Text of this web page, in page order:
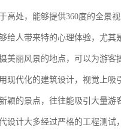
处，能够提供360度的全景
人带来特的心理体验，尤其
丽风景的地点，可以为游客
代化的建筑设计，视觉上吸
的景点，往往能吸引大量游
计大多经过严格的工程测